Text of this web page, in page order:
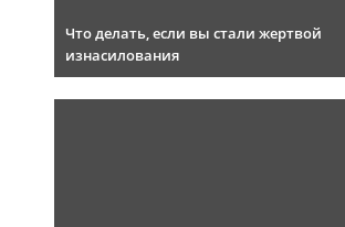
Что делать, если вы стали жертвой
изнасилования